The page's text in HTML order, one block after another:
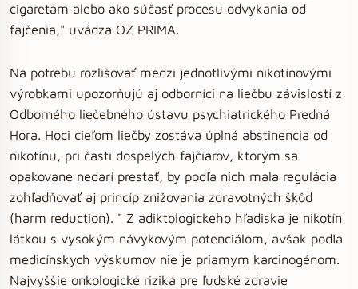
cigaretám alebo ako súčasť procesu odvykania od
fajčenia," uvádza OZ PRIMA.
Na potrebu rozlišovať medzi jednotlivými nikotínovými
výrobkami upozorňujú aj odborníci na liečbu závislostí z
Odborného liečebného ústavu psychiatrického Predná
Hora. Hoci cieľom liečby zostáva úplná abstinencia od
nikotínu, pri časti dospelých fajčiarov, ktorým sa
opakovane nedarí prestať, by podľa nich mala regulácia
zohľadňovať aj princíp znižovania zdravotných škôd
(harm reduction). " Z adiktologického hľadiska je nikotín
látkou s vysokým návykovým potenciálom, avšak podľa
medicínskych výskumov nie je priamym karcinogénom.
Najvyššie onkologické riziká pre ľudské zdravie